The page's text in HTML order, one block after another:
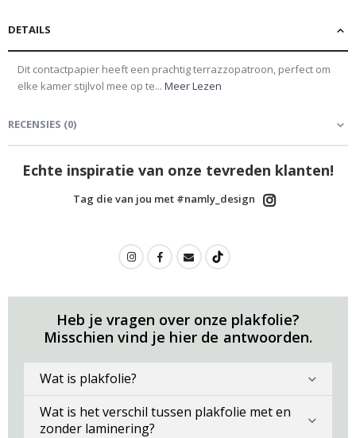
DETAILS
Dit contactpapier heeft een prachtig terrazzopatroon, perfect om
elke kamer stijlvol mee op te... Meer Lezen
RECENSIES (0)
Echte inspiratie van onze tevreden klanten!
Tag die van jou met #namly_design
Heb je vragen over onze plakfolie?
Misschien vind je hier de antwoorden.
Wat is plakfolie?
Wat is het verschil tussen plakfolie met en
zonder laminering?